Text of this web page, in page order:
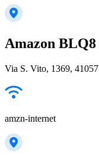
Amazon BLQ8
Via S. Vito, 1369,
amzn-internet